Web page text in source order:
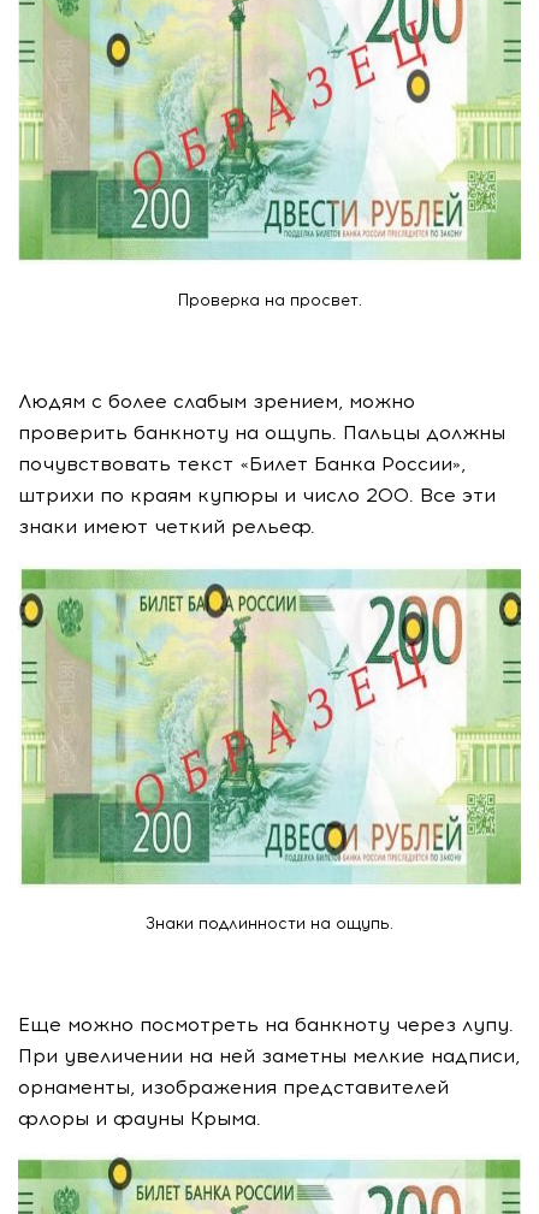
Проверка на просвет.
Людям с более слабым зрением, можно
проверить банкноту на ощупь. Пальцы должны
почувствовать текст «Билет Банка России»,
штрихи по краям купюры и число 200. Все эти
знаки имеют четкий рельеф.
Знаки подлинности на ощупь.
Еще можно посмотреть на банкноту через лупу.
При увеличении на ней заметны мелкие надписи,
орнаменты, изображения представителей
флоры и фауны Крыма.